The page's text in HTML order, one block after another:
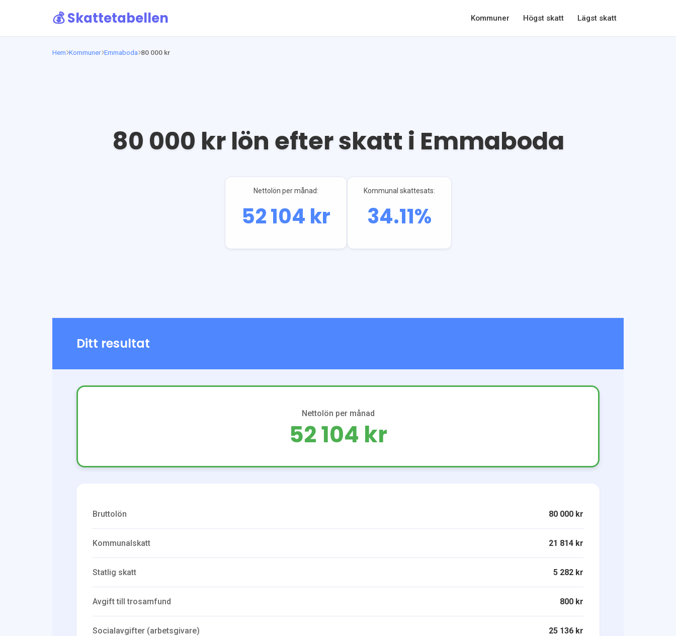
💰 Skattetabellen Kommuner Högst skatt Lägst skatt
Hem Kommuner Emmaboda 80 000 kr
80 000 kr lön efter skatt i Emmaboda
Nettolön per månad:
52 104 kr
Kommunal skattesats:
34.11%
Ditt resultat
Nettolön per månad
52 104 kr
Bruttolön 80 000 kr
Kommunalskatt 21 814 kr
Statlig skatt 5 282 kr
Avgift till trosamfund 800 kr
Socialavgifter (arbetsgivare) 25 136 kr